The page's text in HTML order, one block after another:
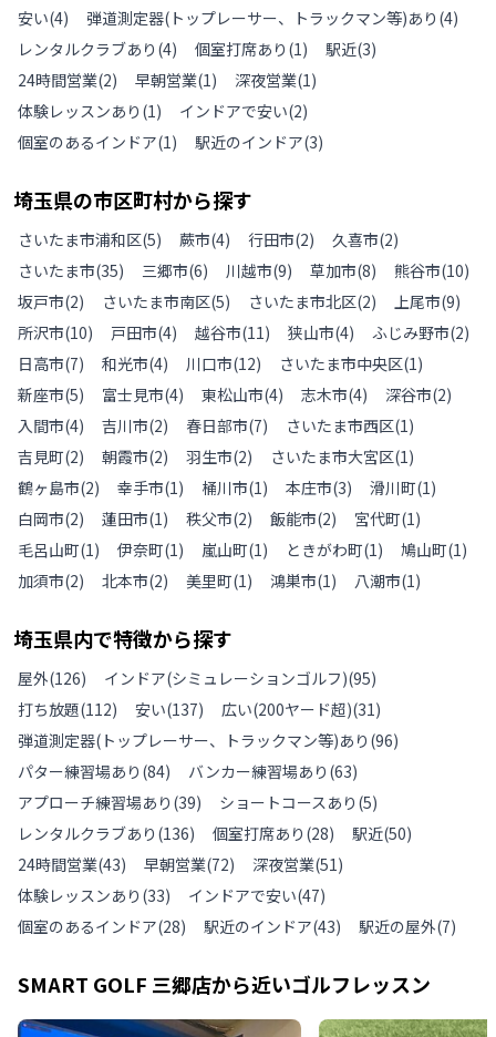
安い(4) 弾道測定器(トップレーサー、トラックマン等)あり (4)
レンタルクラブあり (4) 個室打席あり (1) 駅近(3)
24時間営業(2) 早朝営業(1) 深夜営業(1)
体験レッスンあり (1) インドアで安い(2)
個室のあるインドア(1) 駅近のインドア(3)
埼玉県の市区町村から探す
さいたま市浦和区(5) 蕨市(4) 行田市(2) 久喜市(2)
さいたま市(35) 三郷市(6) 川越市(9) 草加市(8) 熊谷市(10)
坂戸市(2) さいたま市南区(5) さいたま市北区(2) 上尾市(9)
所沢市(10) 戸田市(4) 越谷市(11) 狭山市(4) ふじみ野市(2)
日高市(7) 和光市(4) 川口市(12) さいたま市中央区(1)
新座市(5) 富士見市(4) 東松山市(4) 志木市(4) 深谷市(2)
入間市(4) 吉川市(2) 春日部市(7) さいたま市西区(1)
吉見町(2) 朝霞市(2) 羽生市(2) さいたま市大宮区(1)
鶴ヶ島市(2) 幸手市(1) 桶川市(1) 本庄市(3) 滑川町(1)
白岡市(2) 蓮田市(1) 秩父市(2) 飯能市(2) 宮代町(1)
毛呂山町(1) 伊奈町(1) 嵐山町(1) ときがわ町(1) 鳩山町(1)
加須市(2) 北本市(2) 美里町(1) 鴻巣市(1) 八潮市(1)
埼玉県内で特徴から探す
屋外(126) インドア(シミュレーションゴルフ)(95)
打ち放題(112) 安い(137) 広い(200ヤード超)(31)
弾道測定器(トップレーサー、トラックマン等)あり (96)
パター練習場あり (84) バンカー練習場あり (63)
アプローチ練習場あり (39) ショートコースあり (5)
レンタルクラブあり (136) 個室打席あり (28) 駅近(50)
24時間営業(43) 早朝営業(72) 深夜営業(51)
体験レッスンあり (33) インドアで安い(47)
個室のあるインドア(28) 駅近のインドア(43) 駅近の屋外(7)
SMART GOLF 三郷店から近いゴルフレッスン